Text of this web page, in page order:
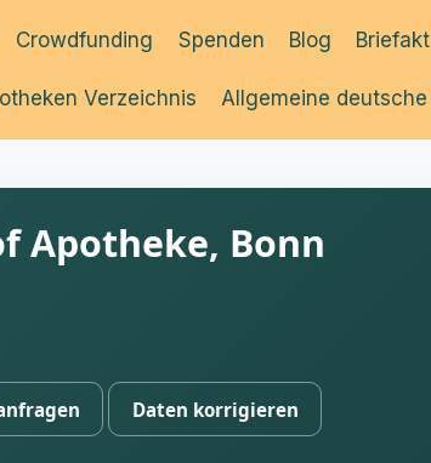
Crowdfunding Spenden Blog
Verzeichnis Allgemeine
Apotheke, Bonn
Daten korrigieren